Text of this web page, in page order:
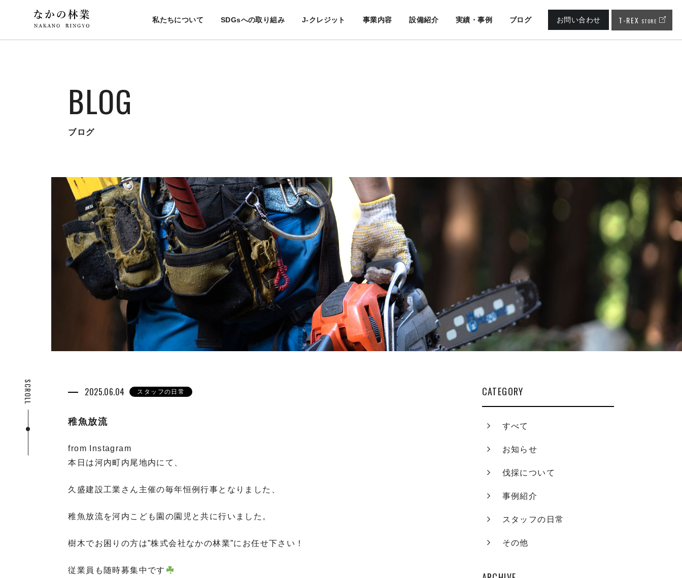
私たちについて SDGsへの取り組み J-クレジット 事業内容 設備紹介 実績・事例 ブログ お問い合わせ T-REX STORE
BLOG
ブログ
SCROLL 2025.06.04 スタッフの日常
稚魚放流
from Instagram
本日は河内町内尾地内にて、
久盛建設工業さん主催の毎年恒例行事となりました、
稚魚放流を河内こども園の園児と共に行いました。
樹木でお困りの方は”株式会社なかの林業”にお任せ下さい！
従業員も随時募集中です
CATEGORY
すべて
お知らせ
伐採について
事例紹介
スタッフの日常
その他